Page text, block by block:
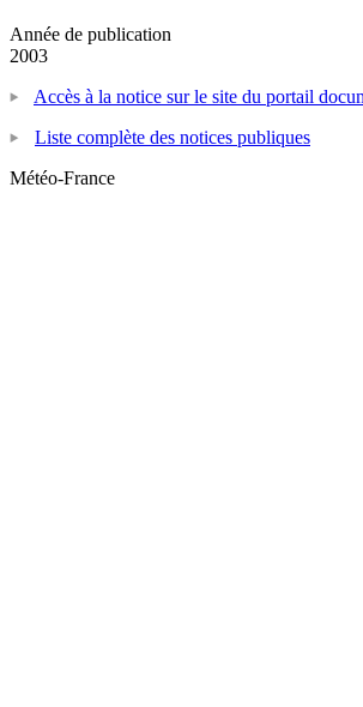
Année de publication
2003
Accès à la notice sur le site du portail
Liste complète des notices publiques
Météo-France